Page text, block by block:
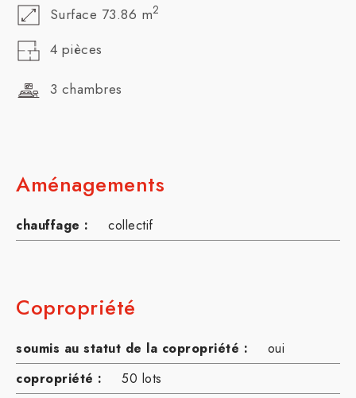
Surface 73.86 m2
4 pièces
3 chambres
Aménagements
chauffage : collectif
Copropriété
soumis au statut de la copropriété :
oui
copropriété :
50 lots